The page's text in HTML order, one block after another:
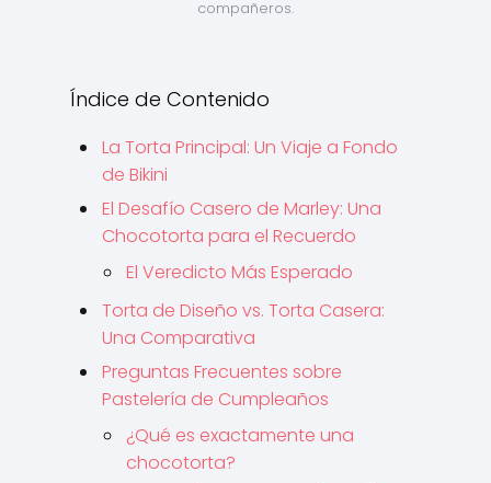
compañeros.
Índice de Contenido
La Torta Principal: Un Viaje a Fondo
de Bikini
El Desafío Casero de Marley: Una
Chocotorta para el Recuerdo
El Veredicto Más Esperado
Torta de Diseño vs. Torta Casera:
Una Comparativa
Preguntas Frecuentes sobre
Pastelería de Cumpleaños
¿Qué es exactamente una
chocotorta?